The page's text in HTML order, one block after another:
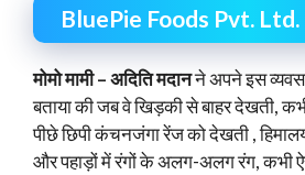
BluePie Foods Pvt. Ltd.
मोमो मामी – अदिति मदानने अपने इस
बताया की जब वे खिड़की से बाहर देखती,
पीछे छिपी कंचनजंगा रेंज को देखती ,
और पहाड़ों में रंगों के अलग-अलग रंग, कभी